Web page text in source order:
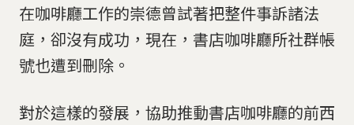
在咖啡廳工作的崇德曾試著把整件事訴諸法
庭，卻沒有成功，現在，書店咖啡廳所社群帳
號也遭到刪除。
對於這樣的發展，協助推動書店咖啡廳的前西